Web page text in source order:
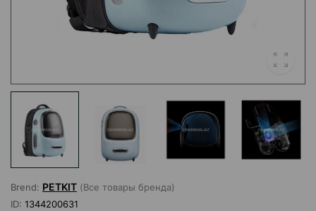
Brend: PETKIT (Все товары бренда)
ID: 1344200631